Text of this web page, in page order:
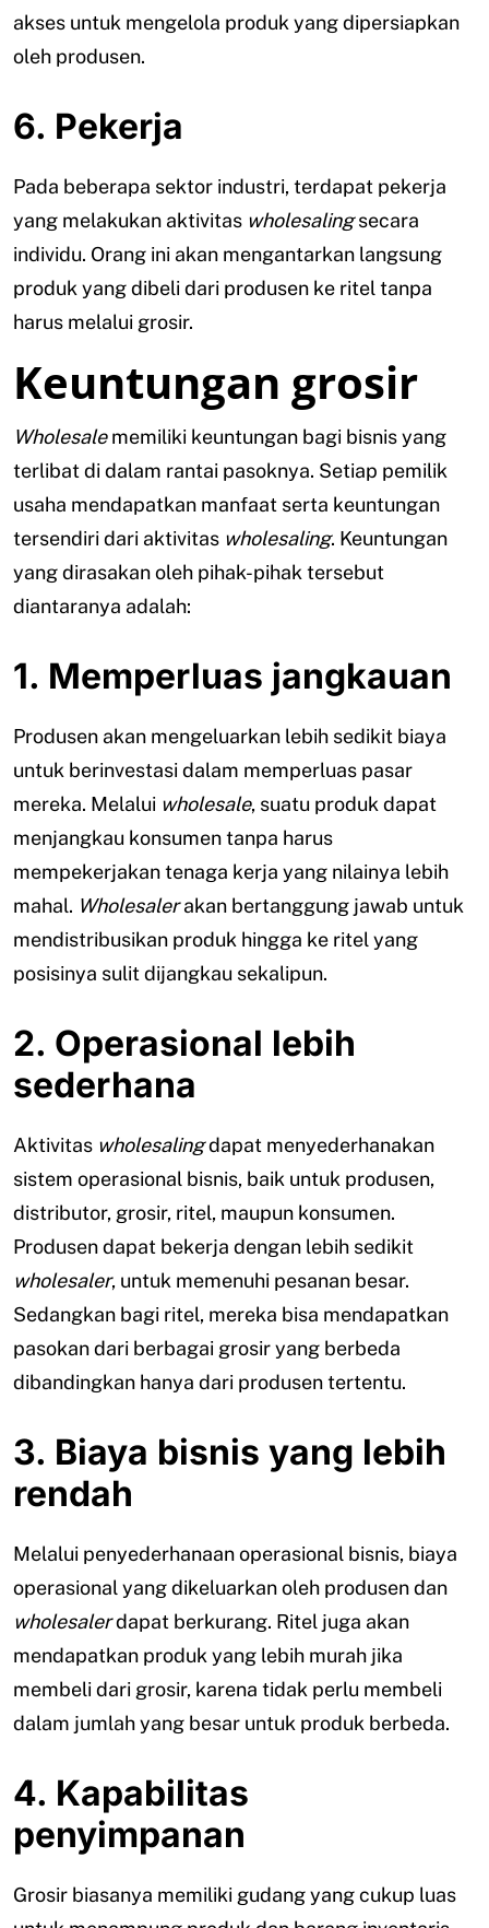
akses untuk mengelola produk yang dipersiapkan
oleh produsen.
6. Pekerja
Pada beberapa sektor industri, terdapat pekerja
yang melakukan aktivitas wholesalingsecara
individu. Orang ini akan mengantarkan langsung
produk yang dibeli dari produsen ke ritel tanpa
harus melalui grosir.
Keuntungan grosir
Wholesalememiliki keuntungan bagi bisnis yang
terlibat di dalam rantai pasoknya. Setiap pemilik
usaha mendapatkan manfaat serta keuntungan
tersendiri dari aktivitas wholesaling. Keuntungan
yang dirasakan oleh pihak-pihak tersebut
diantaranya adalah:
1. Memperluas jangkauan
Produsen akan mengeluarkan lebih sedikit biaya
untuk berinvestasi dalam memperluas pasar
mereka. Melalui wholesale, suatu produk dapat
menjangkau konsumen tanpa harus
mempekerjakan tenaga kerja yang nilainya lebih
mahal. Wholesalerakan bertanggung jawab untuk
mendistribusikan produk hingga ke ritel yang
posisinya sulit dijangkau sekalipun.
2. Operasional lebih
sederhana
Aktivitas wholesalingdapat menyederhanakan
sistem operasional bisnis, baik untuk produsen,
distributor, grosir, ritel, maupun konsumen.
Produsen dapat bekerja dengan lebih sedikit
wholesaler, untuk memenuhi pesanan besar.
Sedangkan bagi ritel, mereka bisa mendapatkan
pasokan dari berbagai grosir yang berbeda
dibandingkan hanya dari produsen tertentu.
3. Biaya bisnis yang lebih
rendah
Melalui penyederhanaan operasional bisnis, biaya
operasional yang dikeluarkan oleh produsen dan
wholesalerdapat berkurang. Ritel juga akan
mendapatkan produk yang lebih murah jika
membeli dari grosir, karena tidak perlu membeli
dalam jumlah yang besar untuk produk berbeda.
4. Kapabilitas
penyimpanan
Grosir biasanya memiliki gudang yang cukup luas